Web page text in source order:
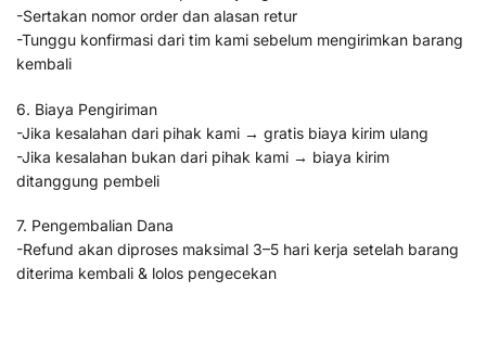
-Sertakan nomor order dan alasan retur
-Tunggu konfirmasi dari tim kami sebelum mengirimkan barang
kembali
6. Biaya Pengiriman
-Jika kesalahan dari pihak kami → gratis biaya kirim ulang
-Jika kesalahan bukan dari pihak kami → biaya kirim
ditanggung pembeli
7. Pengembalian Dana
-Refund akan diproses maksimal 3–5 hari kerja setelah barang
diterima kembali & lolos pengecekan